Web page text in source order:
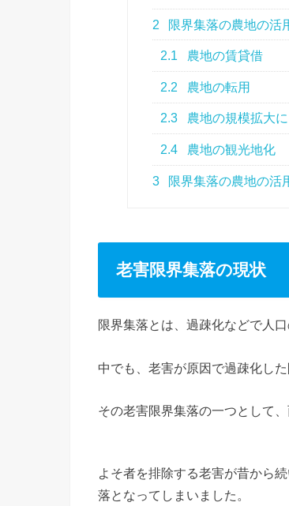
2 限界集落の農地の活
2.1 農地の賃貸借
2.2 農地の転用
2.3 農地の規模拡大
2.4 農地の観光地化
3 限界集落の農地の活
老害限界集落の現状
限界集落とは、過疎化などで人
中でも、老害が原因で過疎化し
その老害限界集落の一つとして
よそ者を排除する老害が昔から
落となってしまいました。